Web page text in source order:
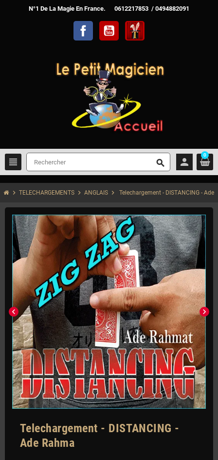
N°1 De La Magie En France. 0612217853 / 0494882091
Facebook YouTube
view_headline search person
0
chevron_right TELECHARGEMENTS chevron_right ANGLAIS chevron_right Telechargement - DISTANCING - Ade
chevron_left chevron_right
Telechargement - DISTANCING -
Ade Rahma